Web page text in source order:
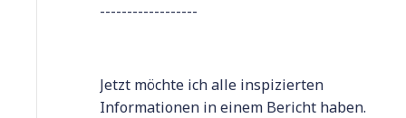
------------------
Jetzt möchte ich alle inspizierten
Informationen in einem Bericht haben.